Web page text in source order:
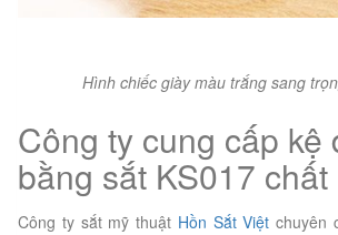
Hình chiếc giày màu trắng sang
Công ty cung cấp kệ
bằng sắt KS017
Công ty sắt mỹ thuật Hồn Sắt Việt chuyên